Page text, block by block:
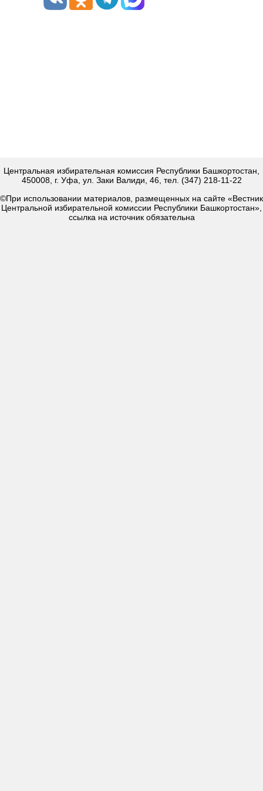
Центральная избирательная комиссия Республики Башкортостан,
450008, г. Уфа, ул. Заки Валиди, 46, тел. (347) 218-11-22
©При использовании материалов, размещенных на сайте «Вестник
Центральной избирательной комиссии Республики Башкортостан»,
ссылка на источник обязательна